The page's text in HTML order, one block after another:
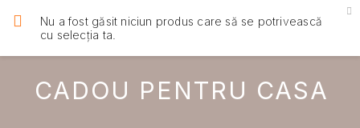
CADOU PENTRU CASA
Nu a fost găsit niciun produs care să se potrivească
cu selecția ta.